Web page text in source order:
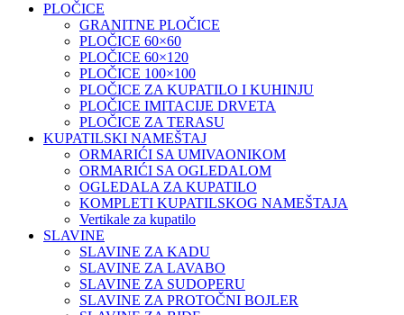
PLOČICE
GRANITNE PLOČICE
PLOČICE 60×60
PLOČICE 60×120
PLOČICE 100×100
PLOČICE ZA KUPATILO I KUHINJU
PLOČICE IMITACIJE DRVETA
PLOČICE ZA TERASU
KUPATILSKI NAMEŠTAJ
ORMARIĆI SA UMIVAONIKOM
ORMARIĆI SA OGLEDALOM
OGLEDALA ZA KUPATILO
KOMPLETI KUPATILSKOG NAMEŠTAJA
Vertikale za kupatilo
SLAVINE
SLAVINE ZA KADU
SLAVINE ZA LAVABO
SLAVINE ZA SUDOPERU
SLAVINE ZA PROTOČNI BOJLER